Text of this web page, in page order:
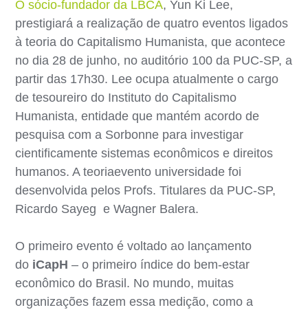
O sócio-fundador da LBCA, Yun Ki Lee,
prestigiará a realização de quatro eventos ligados
à teoria do Capitalismo Humanista, que acontece
no dia 28 de junho, no auditório 100 da PUC-SP, a
partir das 17h30. Lee ocupa atualmente o cargo
de tesoureiro do Instituto do Capitalismo
Humanista, entidade que mantém acordo de
pesquisa com a Sorbonne para investigar
cientificamente sistemas econômicos e direitos
humanos. A teoriaevento universidade foi
desenvolvida pelos Profs. Titulares da PUC-SP,
Ricardo Sayeg e Wagner Balera.
O primeiro evento é voltado ao lançamento
do iCapH – o primeiro índice do bem-estar
econômico do Brasil. No mundo, muitas
organizações fazem essa medição, como a